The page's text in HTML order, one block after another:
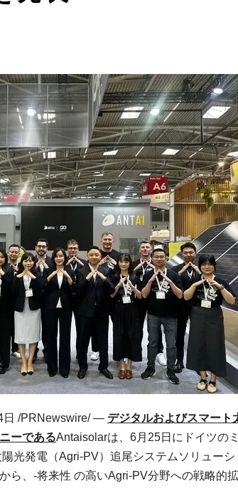
日 /PRNewswire/ — デジタルおよびスマート
ーであるAntaisolarは、6月25日にドイツの
光発電（Agri-PV）追尾システムソリュー
ら、‑将来性 の高いAgri‑PV分野への戦略的